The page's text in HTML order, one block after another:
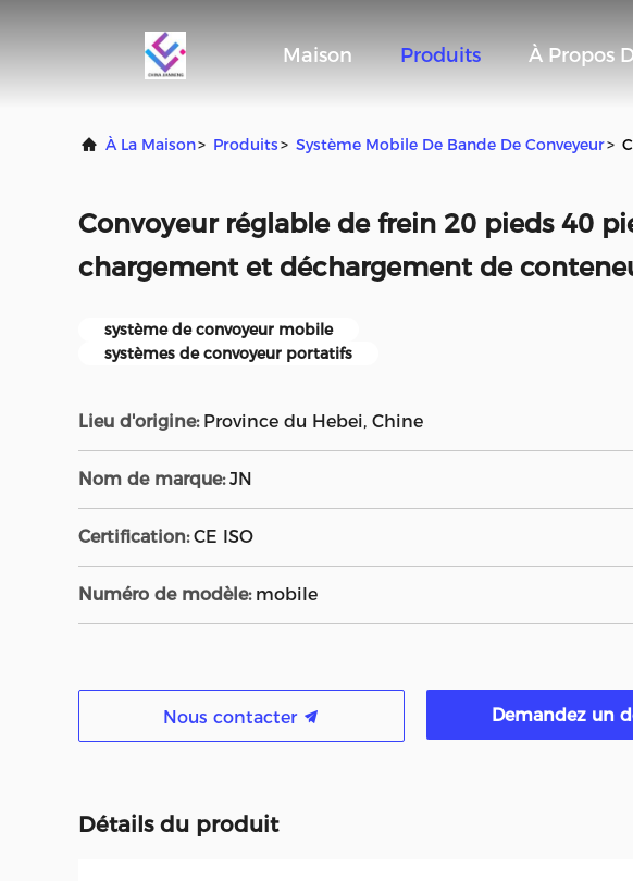
Maison Produits À Propos
À La Maison> Produits> Système Mobile De Bande De Conveyeur>
Convoyeur réglable de frein 20 pieds 40
chargement et déchargement de
système de convoyeur mobile
systèmes de convoyeur portatifs
Lieu d'origine: Province du Hebei, Chine
Nom de marque: JN
Certification: CE ISO
Numéro de modèle: mobile
Nous contacter Demandez un
Détails du produit